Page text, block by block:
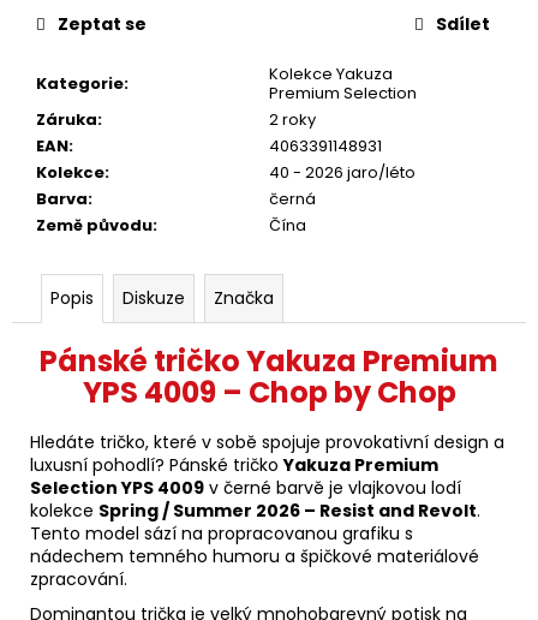
Kategorie:
Kolekce Yakuza
Premium Selection
Záruka:
2 roky
EAN:
4063391148931
Kolekce:
40 - 2026 jaro/léto
Barva:
černá
Země původu: Čína
Zeptat se Sdílet
Popis Diskuze Značka
Pánské tričko Yakuza Premium
YPS 4009 – Chop by Chop
Hledáte tričko, které v sobě spojuje provokativní design a
luxusní pohodlí? Pánské tričkoYakuza Premium
Selection YPS 4009 v černé barvě je vlajkovou lodí
kolekce Spring / Summer 2026 – Resist and Revolt.
Tento model sází na propracovanou grafiku s
nádechem temného humoru a špičkové materiálové
zpracování.
Dominantou trička je velký mnohobarevný potisk na